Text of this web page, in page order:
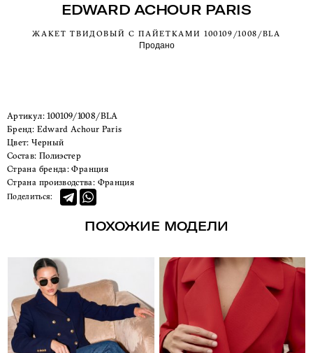
EDWARD ACHOUR PARIS
ЖАКЕТ ТВИДОВЫЙ С ПАЙЕТКАМИ 100109/1008/BLA
Продано
Артикул:100109/1008/BLA
Бренд:
Edward Achour Paris
Цвет:
Черный
Состав: Полиэстер
Страна бренда: Франция
Страна производства: Франция
Поделиться:
ПОХОЖИЕ МОДЕЛИ